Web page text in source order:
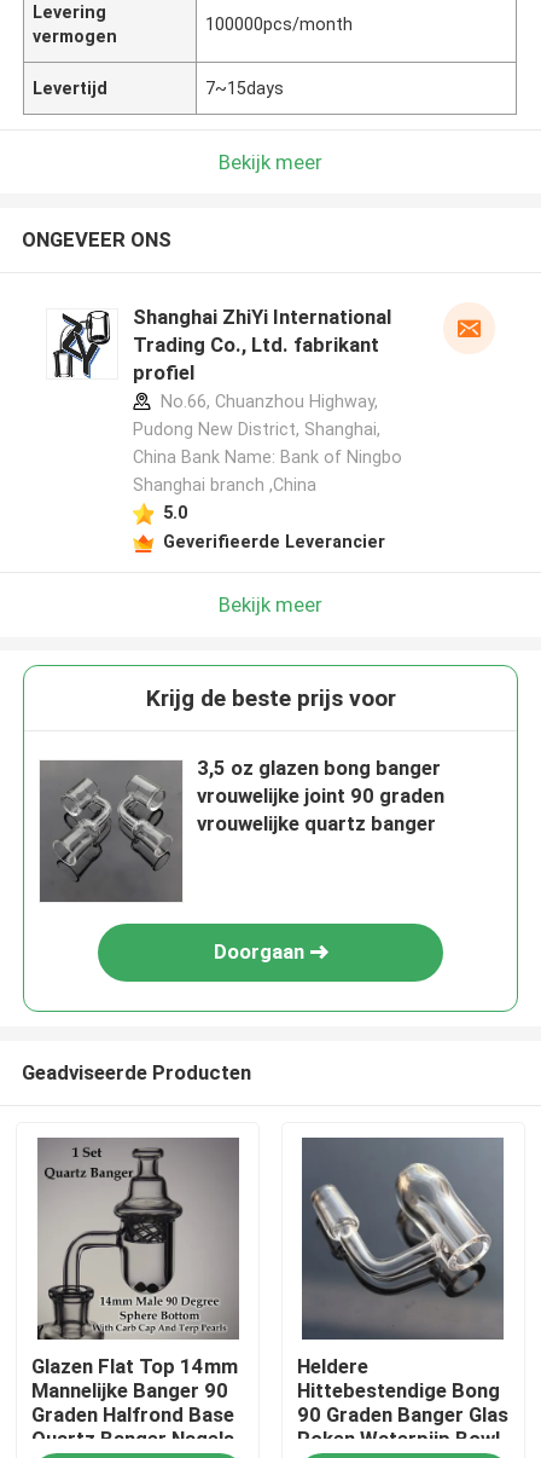
Thuis
Levering
vermogen
100000pcs/month
Levertijd 7~15days
Bekijk meer
ONGEVEER ONS
Shanghai ZhiYi International
Trading Co., Ltd. fabrikant
profiel
No.66, Chuanzhou Highway,
Pudong New District, Shanghai,
China Bank Name: Bank of Ningbo
Shanghai branch ,China
5.0
Geverifieerde Leverancier
Bekijk meer
Krijg de beste prijs voor
3,5 oz glazen bong banger
vrouwelijke joint 90 graden
vrouwelijke quartz banger
Doorgaan
Geadviseerde Producten
Glazen Flat Top 14mm
Mannelijke Banger 90
Graden Halfrond Base
Quartz Banger Nagels
Heldere
Hittebestendige Bong
90 Graden Banger Glas
Roken Waterpijp Bowl